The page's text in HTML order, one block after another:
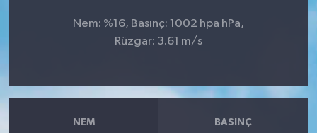
Nem: %16, Basınç: 1002 hpa hPa,
Rüzgar: 3.61 m/s
NEM BASINÇ